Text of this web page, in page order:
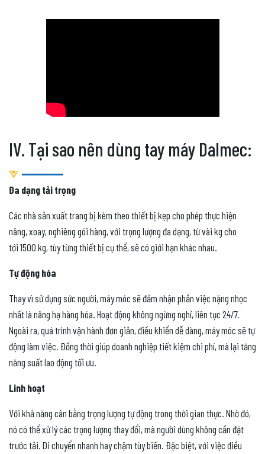
IV. Tại sao nên dùng tay máy Dalmec:
Đa dạng tải trọng
Các nhà sản xuất trang bị kèm theo thiết bị kẹp cho phép thực hiện
nâng, xoay, nghiêng gói hàng, với trọng lượng đa dạng, từ vài kg cho
tới 1500 kg, tùy từng thiết bị cụ thể, sẽ có giới hạn khác nhau.
Tự động hóa
Thay vì sử dụng sức người, máy móc sẽ đảm nhận phần việc nặng nhọc
nhất là nâng hạ hàng hóa. Hoạt động không ngừng nghỉ, liên tục 24/7.
Ngoài ra, quá trình vận hành đơn giản, điều khiển dễ dàng, máy móc sẽ tự
động làm việc. Đồng thời giúp doanh nghiệp tiết kiệm chi phí, mà lại tăng
năng suất lao động tối ưu.
Linh hoạt
Với khả năng cân bằng trọng lượng tự động trong thời gian thực. Nhờ đó,
nó có thể xử lý các trọng lượng thay đổi, mà người dùng không cần đặt
trước tải. Di chuyển nhanh hay chậm tùy biến. Đặc biệt, với việc điều